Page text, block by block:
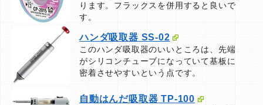
ります。フラックスを併用すると良いで
す。
ハンダ吸取器 SS-02
このハンダ吸取器のいいところは、先端
がシリコンチューブになっていて基板に
密着させやすいという点です。
自動はんだ吸取器 TP-100